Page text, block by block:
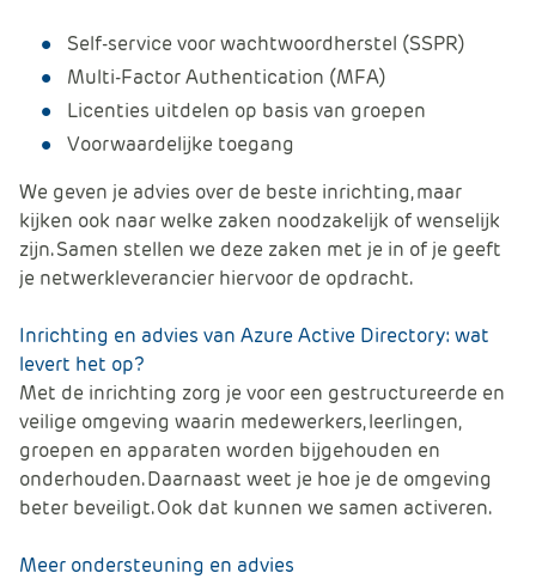
Self-service voor wachtwoordherstel (SSPR)
Multi-Factor Authentication (MFA)
Licenties uitdelen op basis van groepen
Voorwaardelijke toegang
We geven je advies over de beste inrichting, maar
kijken ook naar welke zaken noodzakelijk of wenselijk
zijn. Samen stellen we deze zaken met je in of je geeft
je netwerkleverancier hiervoor de opdracht.
Inrichting en advies van Azure Active Directory: wat
levert het op?
Met de inrichting zorg je voor een gestructureerde en
veilige omgeving waarin medewerkers, leerlingen,
groepen en apparaten worden bijgehouden en
onderhouden. Daarnaast weet je hoe je de omgeving
beter beveiligt. Ook dat kunnen we samen activeren.
Meer ondersteuning en advies